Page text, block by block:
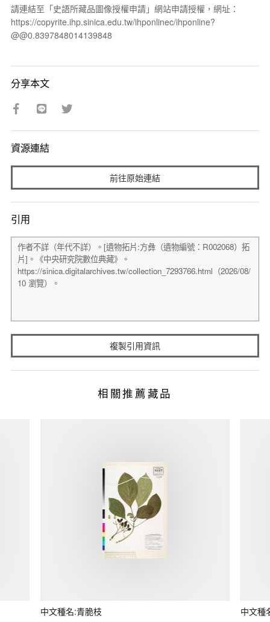
請連結至「史語所藏品圖像授權申請」網站申請授權，網址：
https://copyrite.ihp.sinica.edu.tw/ihponlinec/ihponline?
@@0.8397848014139848
分享本文
資源連結
前往原始連結
引用
複製引用資訊
相關推薦藏品
中文種名:青脆枝 中文種